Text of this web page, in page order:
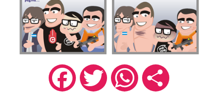
FacebookTwitter WhatsAppCompartir